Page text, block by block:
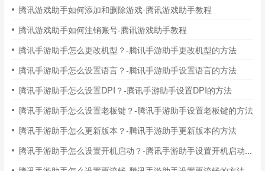
腾讯游戏助手如何添加和删除游戏-腾讯游戏助手教程
腾讯游戏助手如何注销账号-腾讯游戏助手教程
腾讯手游助手怎么更改机型？-腾讯手游助手更改机型的方法
腾讯手游助手怎么设置语言？-腾讯手游助手设置语言的方法
腾讯手游助手怎么设置DPI？-腾讯手游助手设置DPI的方法
腾讯手游助手怎么设置老板键？-腾讯手游助手设置老板键的方法
腾讯手游助手怎么更新版本？-腾讯手游助手更新版本的方法
腾讯手游助手怎么设置开机启动？-腾讯手游助手设置开机启动的方法